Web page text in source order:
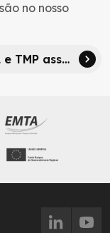
no nosso
TML e TMP assinam Acordo de Cooperação